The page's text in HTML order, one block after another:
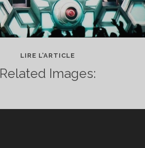
LIRE L’ARTICLE
SKRILLEX
Related Images: